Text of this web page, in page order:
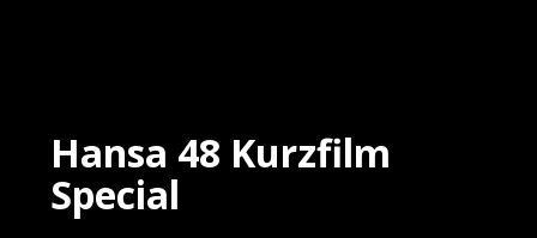
Hansa 48 Kurzfilm
Special